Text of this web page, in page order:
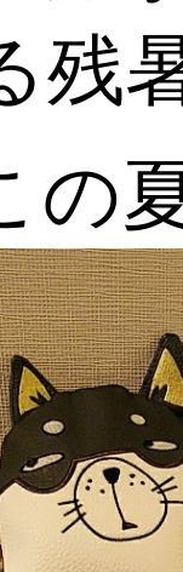
残
の